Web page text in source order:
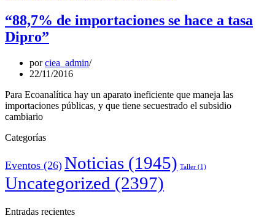
“88,7% de importaciones se hace a tasa
Dipro”
porciea_admin
22/11/2016
Para Ecoanalítica hay un aparato ineficiente que maneja las
importaciones públicas, y que tiene secuestrado el subsidio
cambiario
Categorías
Eventos (26) Noticias (1945) Taller (1)
Uncategorized (2397)
Entradas recientes